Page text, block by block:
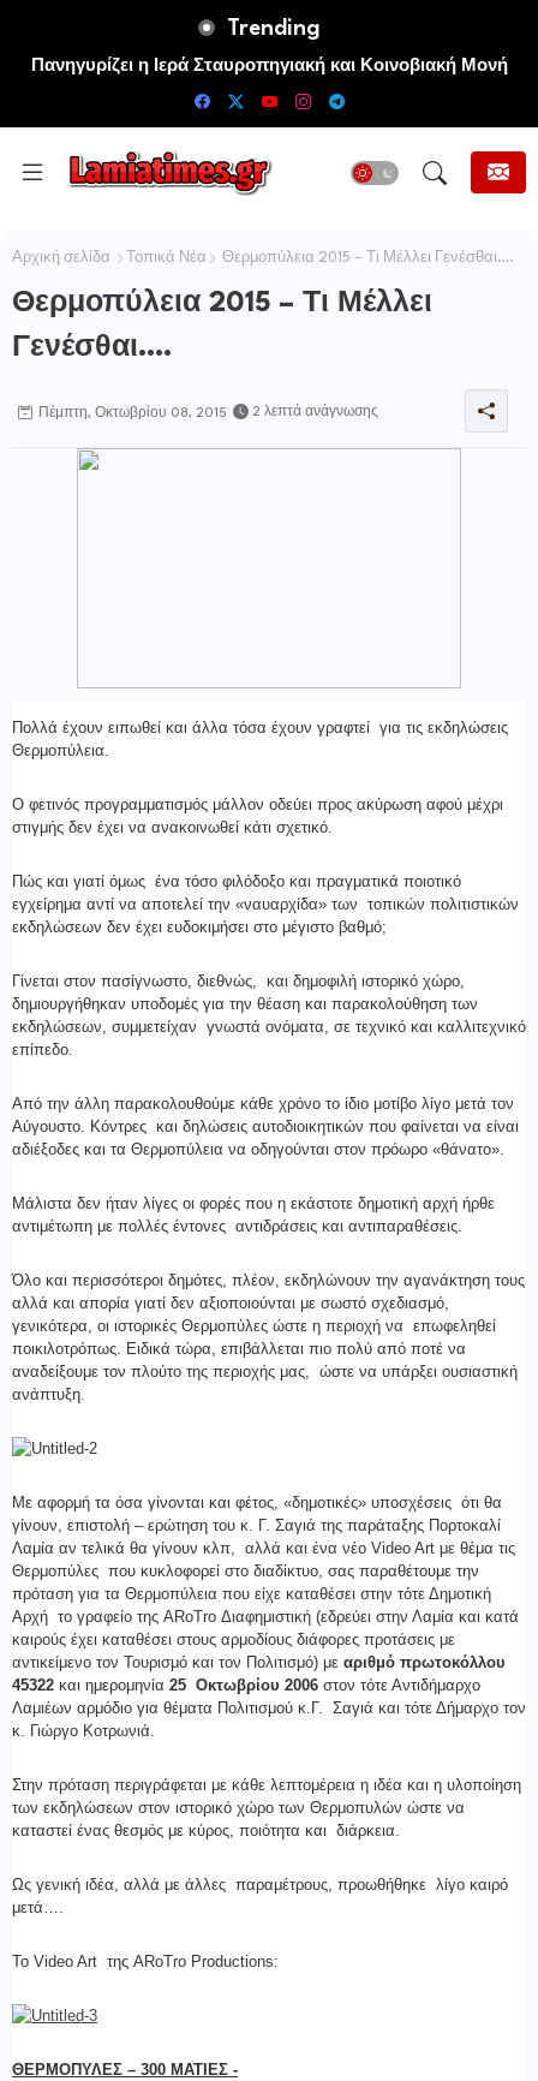
Trending
Πανηγυρίζει η Ιερά Σταυροπηγιακή και Κοινοβιακή Μονή
Μεταμορφώσεως του Σωτήρος Καμενων Βουρλων (Μονή
Αρχική σελίδα Τοπικά Νέα Θερμοπύλεια 2015 – Τι Μέλλει Γενέσθαι….
Θερμοπύλεια 2015 – Τι Μέλλει
Γενέσθαι….
Πέμπτη, Οκτωβρίου 08, 2015 2 λεπτά ανάγνωσης
Πολλά έχουν ειπωθεί και άλλα τόσα έχουν γραφτεί για τις εκδηλώσεις
Θερμοπύλεια.
Ο φετινός προγραμματισμός μάλλον οδεύει προς ακύρωση αφού μέχρι
στιγμής δεν έχει να ανακοινωθεί κάτι σχετικό.
Πώς και γιατί όμως ένα τόσο φιλόδοξο και πραγματικά ποιοτικό
εγχείρημα αντί να αποτελεί την «ναυαρχίδα» των τοπικών πολιτιστικών
εκδηλώσεων δεν έχει ευδοκιμήσει στο μέγιστο βαθμό;
Γίνεται στον πασίγνωστο, διεθνώς, και δημοφιλή ιστορικό χώρο,
δημιουργήθηκαν υποδομές για την θέαση και παρακολούθηση των
εκδηλώσεων, συμμετείχαν γνωστά ονόματα, σε τεχνικό και καλλιτεχνικό
επίπεδο.
Από την άλλη παρακολουθούμε κάθε χρόνο το ίδιο μοτίβο λίγο μετά τον
Αύγουστο. Κόντρες και δηλώσεις αυτοδιοικητικών που φαίνεται να είναι
αδιέξοδες και τα Θερμοπύλεια να οδηγούνται στον πρόωρο «θάνατο».
Μάλιστα δεν ήταν λίγες οι φορές που η εκάστοτε δημοτική αρχή ήρθε
αντιμέτωπη με πολλές έντονες αντιδράσεις και αντιπαραθέσεις.
Όλο και περισσότεροι δημότες, πλέον, εκδηλώνουν την αγανάκτηση τους
αλλά και απορία γιατί δεν αξιοποιούνται με σωστό σχεδιασμό,
γενικότερα, οι ιστορικές Θερμοπύλες ώστε η περιοχή να επωφεληθεί
ποικιλοτρόπως. Ειδικά τώρα, επιβάλλεται πιο πολύ από ποτέ να
αναδείξουμε τον πλούτο της περιοχής μας, ώστε να υπάρξει ουσιαστική
ανάπτυξη.
Με αφορμή τα όσα γίνονται και φέτος, «δημοτικές» υποσχέσεις ότι θα
γίνουν, επιστολή – ερώτηση του κ. Γ. Σαγιά της παράταξης Πορτοκαλί
Λαμία αν τελικά θα γίνουν κλπ, αλλά και ένα νέο Video Art με θέμα τις
Θερμοπύλες που κυκλοφορεί στο διαδίκτυο, σας παραθέτουμε την
πρόταση για τα Θερμοπύλεια που είχε καταθέσει στην τότε Δημοτική
Αρχή το γραφείο της ARoTro Διαφημιστική (εδρεύει στην Λαμία και κατά
καιρούς έχει καταθέσει στους αρμοδίους διάφορες προτάσεις με
αντικείμενο τον Τουρισμό και τον Πολιτισμό) με αριθμό πρωτοκόλλου
45322 και ημερομηνία 25 Οκτωβρίου 2006 στον τότε Αντιδήμαρχο
Λαμιέων αρμόδιο για θέματα Πολιτισμού κ.Γ. Σαγιά και τότε Δήμαρχο τον
κ. Γιώργο Κοτρωνιά.
Στην πρόταση περιγράφεται με κάθε λεπτομέρεια η ιδέα και η υλοποίηση
των εκδηλώσεων στον ιστορικό χώρο των Θερμοπυλών ώστε να
καταστεί ένας θεσμός με κύρος, ποιότητα και διάρκεια.
Ως γενική ιδέα, αλλά με άλλες παραμέτρους, προωθήθηκε λίγο καιρό
μετά….
Το Video Art της ARoTro Productions:
ΘΕΡΜΟΠΥΛΕΣ – 300 ΜΑΤΙΕΣ -